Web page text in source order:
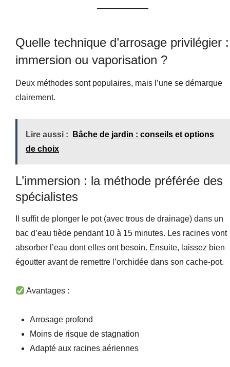
Quelle technique d’arrosage privilégier :
immersion ou vaporisation ?
Deux méthodes sont populaires, mais l’une se démarque
clairement.
Lire aussi :
Bâche de jardin : conseils et options
de choix
L’immersion : la méthode préférée des
spécialistes
Il suffit de plonger le pot (avec trous de drainage) dans un
bac d’eau tiède pendant 10 à 15 minutes. Les racines vont
absorber l’eau dont elles ont besoin. Ensuite, laissez bien
égoutter avant de remettre l’orchidée dans son cache-pot.
Avantages :
Arrosage profond
Moins de risque de stagnation
Adapté aux racines aériennes